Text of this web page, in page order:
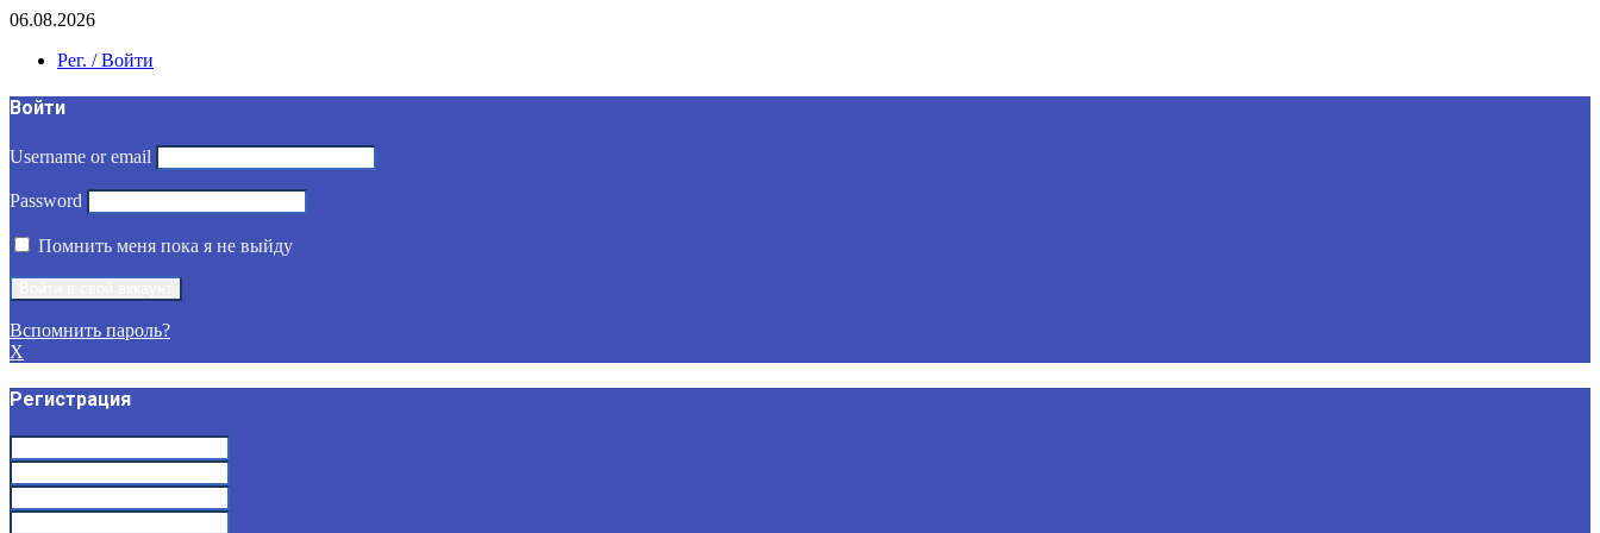
06.08.2026
Рег. / Войти
Войти
Username or email
Password
Помнить меня пока я не выйду
Вспомнить пароль?
X
Регистрация